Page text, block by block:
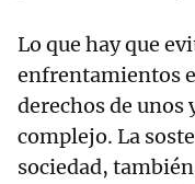
Lo que hay que
enfrentamientos
derechos de unos
complejo. La
sociedad,